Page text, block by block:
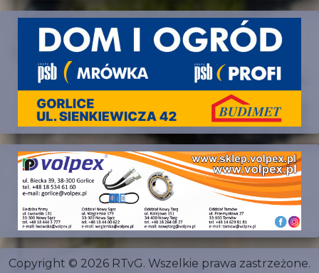
Copyright © 2026 RTvG. Wszelkie prawa zastrzeżone.